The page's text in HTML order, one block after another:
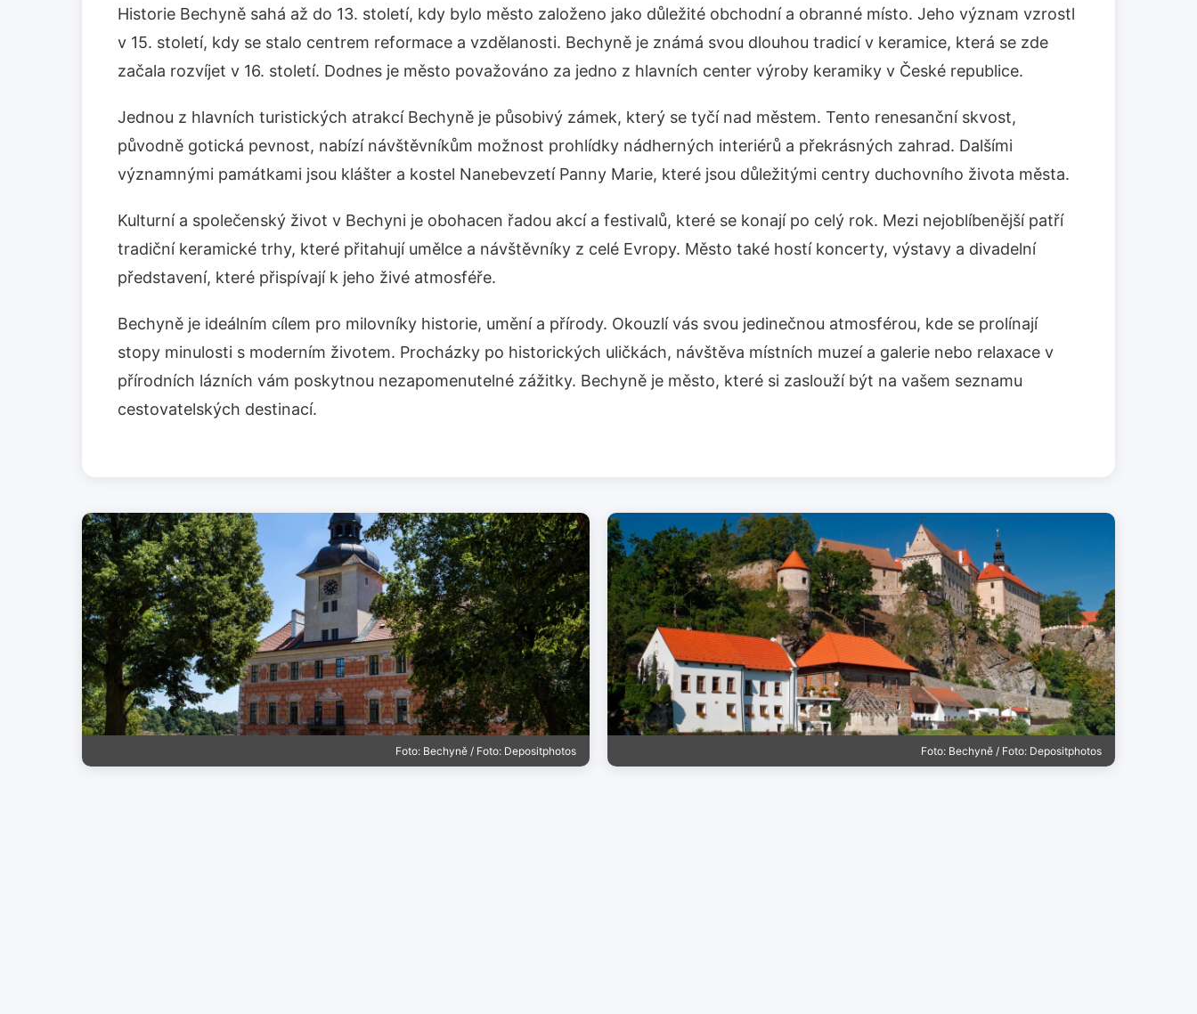
Historie Bechyně sahá až do 13. století, kdy bylo město založeno jako důležité obchodní a obranné místo. Jeho význam vzrostl
v 15. století, kdy se stalo centrem reformace a vzdělanosti. Bechyně je známá svou dlouhou tradicí v keramice, která se zde
začala rozvíjet v 16. století. Dodnes je město považováno za jedno z hlavních center výroby keramiky v České republice.
Jednou z hlavních turistických atrakcí Bechyně je působivý zámek, který se tyčí nad městem. Tento renesanční skvost,
původně gotická pevnost, nabízí návštěvníkům možnost prohlídky nádherných interiérů a překrásných zahrad. Dalšími
významnými památkami jsou klášter a kostel Nanebevzetí Panny Marie, které jsou důležitými centry duchovního života města.
Kulturní a společenský život v Bechyni je obohacen řadou akcí a festivalů, které se konají po celý rok. Mezi nejoblíbenější patří
tradiční keramické trhy, které přitahují umělce a návštěvníky z celé Evropy. Město také hostí koncerty, výstavy a divadelní
představení, které přispívají k jeho živé atmosféře.
Bechyně je ideálním cílem pro milovníky historie, umění a přírody. Okouzlí vás svou jedinečnou atmosférou, kde se prolínají
stopy minulosti s moderním životem. Procházky po historických uličkách, návštěva místních muzeí a galerie nebo relaxace v
přírodních lázních vám poskytnou nezapomenutelné zážitky. Bechyně je město, které si zaslouží být na vašem seznamu
cestovatelských destinací.
Foto: Bechyně / Foto: Depositphotos Foto: Bechyně / Foto: Depositphotos